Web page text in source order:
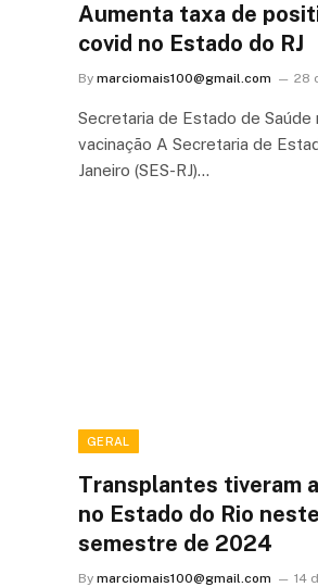
Aumenta taxa de
covid no Estado do RJ
By marciomais100@gmail.com 28
Secretaria de Estado de
vacinação A Secretaria de
Janeiro (SES-RJ)…
GERAL
Transplantes tiveram
no Estado do Rio
semestre de 2024
By marciomais100@gmail.com 14